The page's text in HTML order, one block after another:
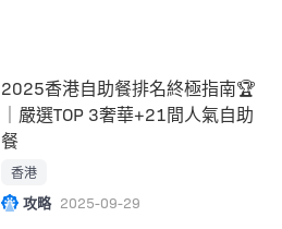
2025香港自助餐排名終極指南🏆
｜嚴選TOP 3奢華+21間人氣自助
餐
香港
攻略 2025-09-29